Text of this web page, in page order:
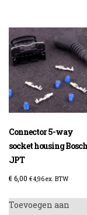
Connector 5-way
socket housing
JPT
€6,00 €4,96ex. BTW
Toevoegen aan